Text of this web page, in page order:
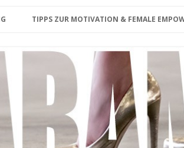
SHOPPING-GU
TIPPS ZUR MOTIVATION & FEMALE
MEGABAMBI CURVY VINTAGE
MARKT
CURVY & FIT